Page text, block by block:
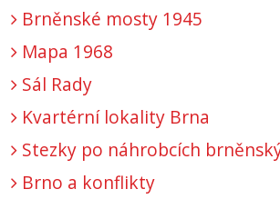
Brněnské mosty 1945
Mapa 1968
Sál Rady
Kvartérní lokality Brna
Stezky po náhrobcích
Brno a konflikty